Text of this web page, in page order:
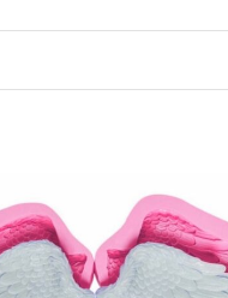
₺5.444. fiyat: